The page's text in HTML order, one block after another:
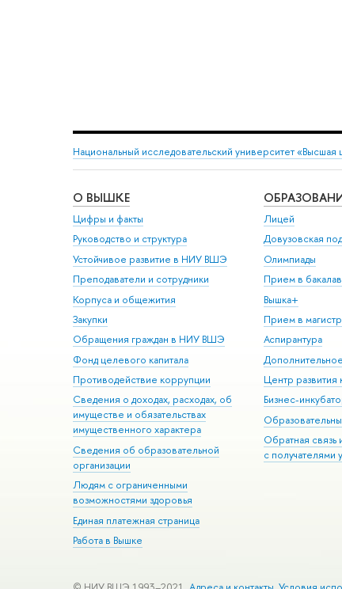
Национальный исследовательский университет
О ВЫШКЕ
Цифры и факты
Руководство и структура
Устойчивое развитие в НИУ ВШЭ
Преподаватели и сотрудники
Корпуса и общежития
Закупки
Обращения граждан в НИУ ВШЭ
Фонд целевого капитала
Противодействие коррупции
Сведения о доходах, расходах, об
имуществе и обязательствах
имущественного характера
Сведения об образовательной
организации
Людям с ограниченными
возможностями здоровья
Единая платежная страница
Работа в Вышке
Лицей
Довузовская
Олимпиады
Прием в
Вышка+
Прием в
Аспирантура
Центр развития
Бизнес-
Обратная связь
с получателями